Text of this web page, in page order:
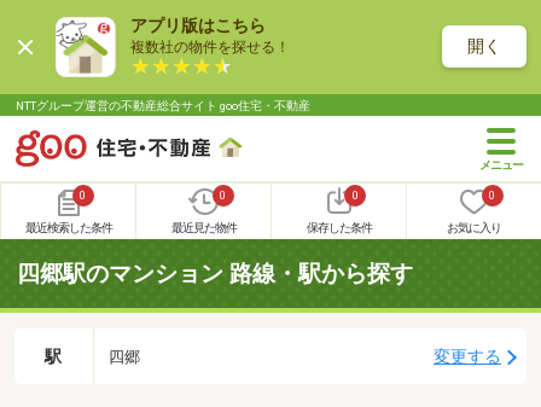
アプリ版はこちら
複数社の物件を探せる！ 開く
NTTグループ運営の不動産総合サイト goo住宅・不動産
0
最近検索した条件
0
最近見た物件
0
保存した条件
0
お気に入り
四郷駅のマンション 路線・駅から探す
駅 四郷 変更する